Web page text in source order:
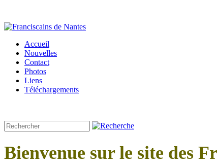
Accueil
Nouvelles
Contact
Photos
Liens
Téléchargements
Bienvenue sur le site des